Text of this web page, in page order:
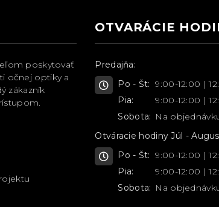
poskytovať
očnej optiky a
zákazník
OTVARÁCIE
Predajňa:
Po - Št: 9:00-12:00 |
Pia:
9:00-12:00 |
Sobota: Na
Otváracie hodiny Júl -
Po - Št: 9:00-12:00 |
Pia:
9:00-12:00 |
Sobota: Na